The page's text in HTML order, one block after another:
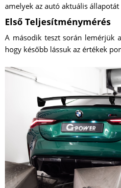
amelyek az autó aktuális
Első Teljesítménymérés
A második teszt során lemérjük
hogy később lássuk az értékek